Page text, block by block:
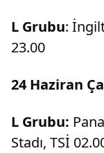
L Grubu:
23.00
24 Haziran
L Grubu:
Stadı, TSİ